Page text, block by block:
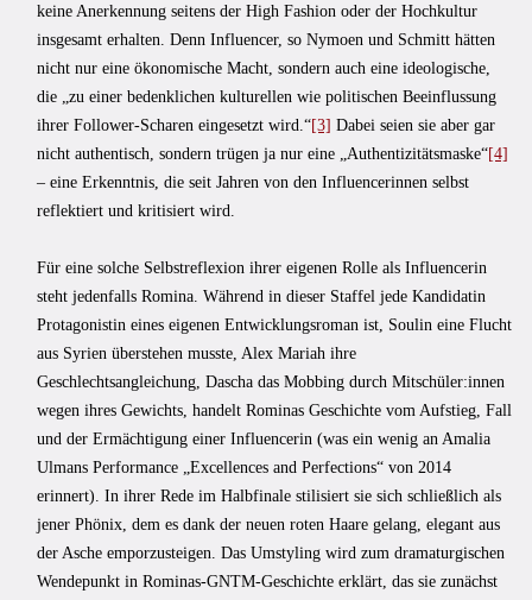
keine Anerkennung seitens der High Fashion oder der Hochkultur
insgesamt erhalten. Denn Influencer, so Nymoen und Schmitt hätten
nicht nur eine ökonomische Macht, sondern auch eine ideologische,
die „zu einer bedenklichen kulturellen wie politischen Beeinflussung
ihrer Follower-Scharen eingesetzt wird.“[3] Dabei seien sie aber gar
nicht authentisch, sondern trügen ja nur eine „Authentizitätsmaske“[4]
– eine Erkenntnis, die seit Jahren von den Influencerinnen selbst
reflektiert und kritisiert wird.
Für eine solche Selbstreflexion ihrer eigenen Rolle als Influencerin
steht jedenfalls Romina. Während in dieser Staffel jede Kandidatin
Protagonistin eines eigenen Entwicklungsroman ist, Soulin eine Flucht
aus Syrien überstehen musste, Alex Mariah ihre
Geschlechtsangleichung, Dascha das Mobbing durch Mitschüler:innen
wegen ihres Gewichts, handelt Rominas Geschichte vom Aufstieg, Fall
und der Ermächtigung einer Influencerin (was ein wenig an Amalia
Ulmans Performance „Excellences and Perfections“ von 2014
erinnert). In ihrer Rede im Halbfinale stilisiert sie sich schließlich als
jener Phönix, dem es dank der neuen roten Haare gelang, elegant aus
der Asche emporzusteigen. Das Umstyling wird zum dramaturgischen
Wendepunkt in Rominas-GNTM-Geschichte erklärt, das sie zunächst